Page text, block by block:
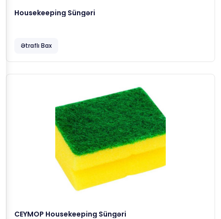
Housekeeping Süngəri
Ətraflı Bax
CEYMOP Housekeeping Süngəri